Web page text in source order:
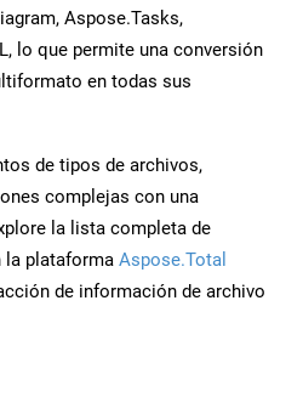
Aspose.Tasks,
lo que permite una conversión
en todas sus
de tipos de archivos,
complejas con una
la lista completa de
plataforma Aspose.Total
de información de archivo